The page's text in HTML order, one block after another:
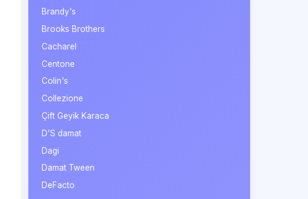
Brandy's
Brooks Brothers
Cacharel
Centone
Colin's
Collezione
Çift Geyik Karaca
D’S damat
Dagi
Damat Tween
DeFacto